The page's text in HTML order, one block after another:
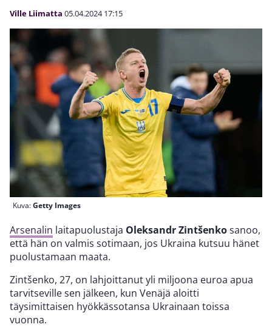
Ville Liimatta 05.04.2024 17:15
Kuva:Getty Images
Arsenalin laitapuolustaja Oleksandr Zintšenkosanoo,
että hän on valmis sotimaan, jos Ukraina kutsuu hänet
puolustamaan maata.
Zintšenko, 27, on lahjoittanut yli miljoona euroa apua
tarvitseville sen jälkeen, kun Venäjä aloitti
täysimittaisen hyökkässotansa Ukrainaan toissa
vuonna.